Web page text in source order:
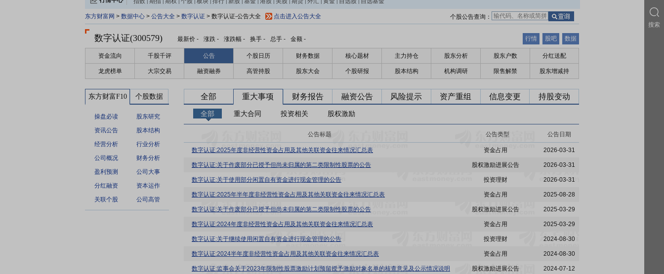
东方财富网 > 数据中心 > 公告大全 > 数字认证 > 数字认证-公告大全 点击进入公告大全 个股公告查询：
数字认证(300579) 最新价 - 涨跌 - 涨跌幅 - 换手 - 总手 - 金额 - 行情 股吧 数据
资金流向 千股千评 公告 个股日历 财务数据 核心题材 主力持仓 股东分析 股东户数 分红送配
龙虎榜单 大宗交易 融资融券 高管持股 股东大会 个股研报 股本结构 机构调研 限售解禁 股东增减持
东方财富F10 个股数据
操盘必读
股东研究
资讯公告
股本结构
经营分析
行业分析
公司概况
财务分析
盈利预测
公司大事
分红融资
资本运作
关联个股
公司高管
全部 重大事项 财务报告 融资公告 风险提示 资产重组 信息变更 持股变动
全部 重大合同 投资相关 股权激励
公告标题 公告类型 公告日期
数字认证:2025年度非经营性资金占用及其他关联资金往来情况汇总表 资金占用 2026-03-31
数字认证:关于作废部分已授予但尚未归属的第二类限制性股票的公告 股权激励进展公告 2026-03-31
数字认证:关于使用部分闲置自有资金进行现金管理的公告 投资理财 2026-03-31
数字认证:2025年半年度非经营性资金占用及其他关联资金往来情况汇总表 资金占用 2025-08-28
数字认证:关于作废部分已授予但尚未归属的第二类限制性股票的公告 股权激励进展公告 2025-03-29
数字认证:2024年度非经营性资金占用及其他关联资金往来情况汇总表 资金占用 2025-03-29
数字认证:关于继续使用闲置自有资金进行现金管理的公告 投资理财 2024-08-30
数字认证:2024半年度非经营性资金占用及其他关联资金往来情况汇总表 资金占用 2024-08-30
数字认证:监事会关于2023年限制性股票激励计划预留授予激励对象名单的核查意见及公示情况说明 股权激励进展公告 2024-07-12
搜索